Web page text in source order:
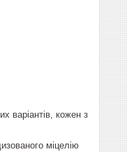
варіантів, кожен з
міцелію